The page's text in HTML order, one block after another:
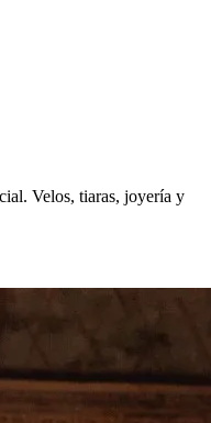
Velos, tiaras, joyería y